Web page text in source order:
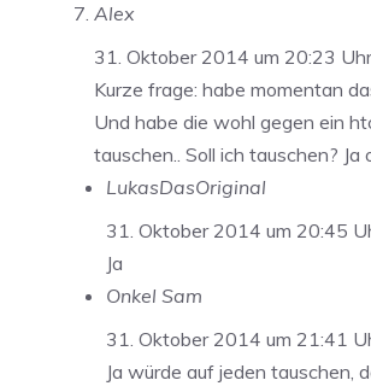
Alex
31. Oktober 2014 um 20:23 Uhr
Kurze frage: habe momentan
Und habe die wohl gegen ein
tauschen.. Soll ich tauschen? Ja
LukasDasOriginal
31. Oktober 2014 um 20:45
Ja
Onkel Sam
31. Oktober 2014 um 21:41
Ja würde auf jeden tauschen,